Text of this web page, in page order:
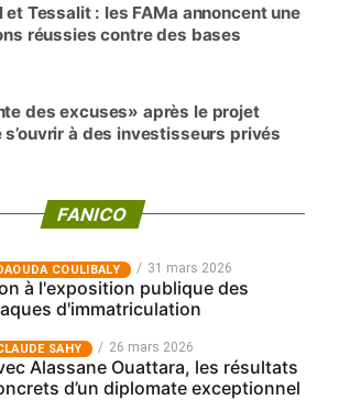
et Tessalit : les FAMa annoncent une
réussies contre des bases
des excuses» après le projet
à des investisseurs privés
FANICO
COULIBALY 31 mars 2026
à l'exposition publique des
d'immatriculation
SAHY 26 mars 2026
Alassane Ouattara, les résultats
d’un diplomate exceptionnel